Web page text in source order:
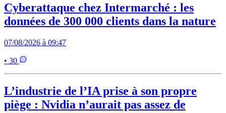
Cyberattaque chez Intermarché : les
données de 300 000 clients dans la nature
07/08/2026 à 09:47
• 30
L’industrie de l’IA prise à son propre
piège : Nvidia n’aurait pas assez de